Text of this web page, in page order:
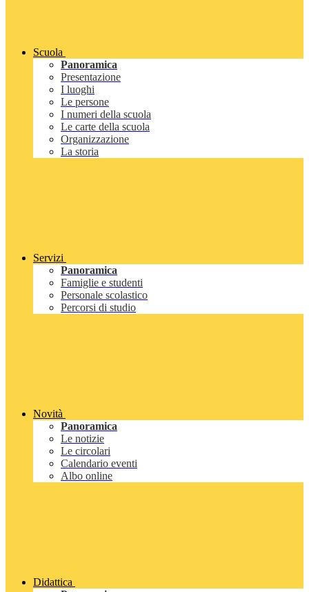
Scuola
Panoramica
Presentazione
I luoghi
Le persone
I numeri della scuola
Le carte della scuola
Organizzazione
La storia
Servizi
Panoramica
Famiglie e studenti
Personale scolastico
Percorsi di studio
Novità
Panoramica
Le notizie
Le circolari
Calendario eventi
Albo online
Didattica